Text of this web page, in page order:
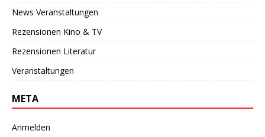
News Veranstaltungen
Rezensionen Kino & TV
Rezensionen Literatur
Veranstaltungen
META
Anmelden